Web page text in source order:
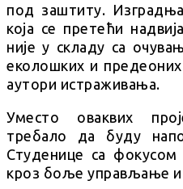
под заштиту.
која се претећи
није у складу са
еколошких и предеоних
аутори истраживања.
Уместо оваквих
требало да буду
Студенице са
кроз боље управљање и